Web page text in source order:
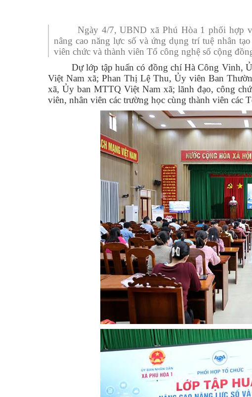
Hội Cựu chiến
Đoàn TNCS Hồ
Lãnh đạo
Hoạt động Hội đồng nhân dân
Hoạt động của các thôn, buôn
Chuyển đổi số
Văn bản quy phạm pháp luật
Kết quả chương trình, đề tài khoa học
Thông tin dự án
Hỏi đáp
Hỏi đáp công dân
Ngày 4/7, UBND xã Phú Hòa 1 phối hợp
nâng cao năng lực số và ứng dụng trí tuệ nhân
viên chức và thành viên Tổ công nghệ số cộng
Dự lớp tập huấn có đồng chí Hà Công Vinh,
Việt Nam xã; Phan Thị Lệ Thu, Ủy viên Ban
xã, Ủy ban MTTQ Việt Nam xã; lãnh đạo, công
viên, nhân viên các trường học cùng thành viên các